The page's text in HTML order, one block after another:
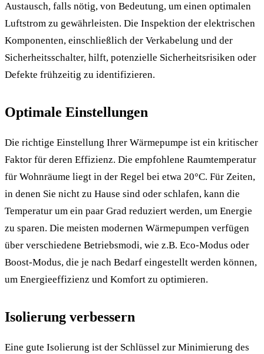
Austausch, falls nötig, von Bedeutung, um einen optimalen
Luftstrom zu gewährleisten. Die Inspektion der elektrischen
Komponenten, einschließlich der Verkabelung und der
Sicherheitsschalter, hilft, potenzielle Sicherheitsrisiken oder
Defekte frühzeitig zu identifizieren.
Optimale Einstellungen
Die richtige Einstellung Ihrer Wärmepumpe ist ein kritischer
Faktor für deren Effizienz. Die empfohlene Raumtemperatur
für Wohnräume liegt in der Regel bei etwa 20°C. Für Zeiten,
in denen Sie nicht zu Hause sind oder schlafen, kann die
Temperatur um ein paar Grad reduziert werden, um Energie
zu sparen. Die meisten modernen Wärmepumpen verfügen
über verschiedene Betriebsmodi, wie z.B. Eco-Modus oder
Boost-Modus, die je nach Bedarf eingestellt werden können,
um Energieeffizienz und Komfort zu optimieren.
Isolierung verbessern
Eine gute Isolierung ist der Schlüssel zur Minimierung des